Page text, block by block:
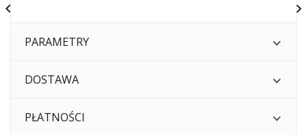
PARAMETRY
DOSTAWA
PŁATNOŚCI
 